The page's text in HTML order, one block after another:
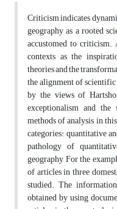
Criticism indicates
geography as a rooted
accustomed to
contexts as the
theories and the
the alignment of
by the views of
exceptionalism and the
methods of analysis in
categories: quantitative
pathology of
geography, For the
of articles in three
studied. The
obtained by using